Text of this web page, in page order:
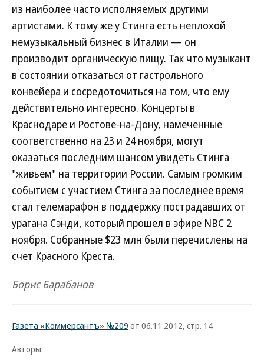
из наиболее часто исполняемых другими
артистами. К тому же у Стинга есть неплохой
немузыкальный бизнес в Италии — он
производит органическую пищу. Так что музыкант
в состоянии отказаться от гастрольного
конвейера и сосредоточиться на том, что ему
действительно интересно. Концерты в
Краснодаре и Ростове-на-Дону, намеченные
соответственно на 23 и 24 ноября, могут
оказаться последним шансом увидеть Стинга
"живьем" на территории России. Самым громким
событием с участием Стинга за последнее время
стал телемарафон в поддержку пострадавших от
урагана Сэнди, который прошел в эфире NBC 2
ноября. Собранные $23 млн были перечислены на
счет Красного Креста.
Борис Барабанов
Газета «Коммерсантъ» №209 от 06.11.2012, стр. 14
Авторы: